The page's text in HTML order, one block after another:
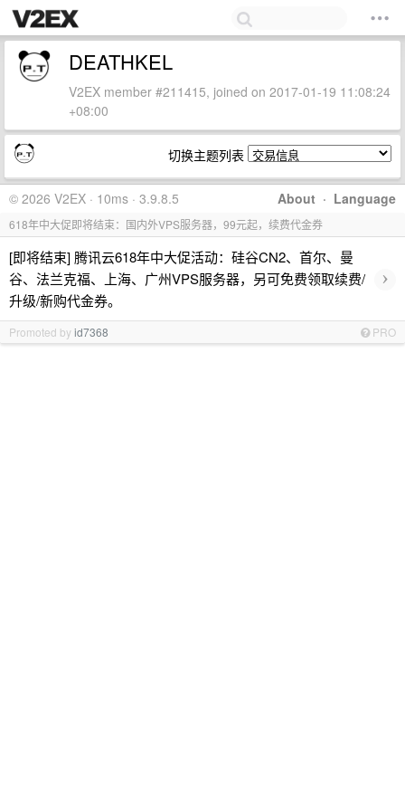
DEATHKEL
V2EX member #211415, joined on 2017-01-19 11:08:24
+08:00
切换主题列表
About · Language
© 2026 V2EX · 10ms · 3.9.8.5
618年中大促即将结束：国内外VPS服务器，99元起，续费代金券
[即将结束] 腾讯云618年中大促活动：硅谷CN2、首尔、曼
谷、法兰克福、上海、广州VPS服务器，另可免费领取续费/
升级/新购代金券。
›
Promoted byid7368 PRO